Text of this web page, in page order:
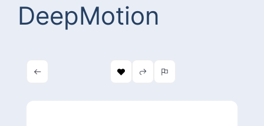
DeepMotion